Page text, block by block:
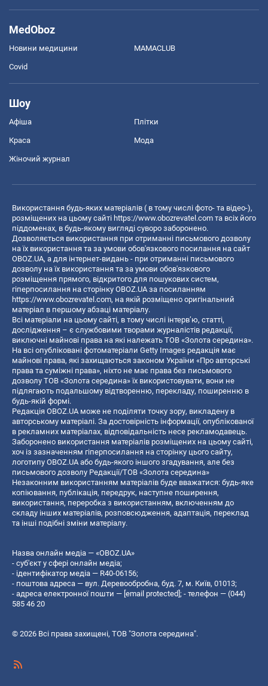
MedOboz
Новини медицини MAMACLUB
Covid
Шоу
Афіша Плітки
Краса Мода
Жіночий журнал
Використання будь-яких матеріалів ( в тому числі фото- та відео-),
розміщених на цьому сайті https://www.obozrevatel.com та всіх його
піддоменах, в будь-якому вигляді суворо заборонено.
Дозволяється використання при отриманні письмового дозволу
на їх використання та за умови обов'язкового посилання на сайт
OBOZ.UA, а для інтернет-видань - при отриманні письмового
дозволу на їх використання та за умови обов'язкового
розміщення прямого, відкритого для пошукових систем,
гіперпосилання на сторінку OBOZ.UA за посиланням
https://www.obozrevatel.com, на якій розміщено оригінальний
матеріал в першому абзаці матеріалу.
Всі матеріали на цьому сайті, в тому числі інтерв’ю, статті,
дослідження – є службовими творами журналістів редакції,
виключні майнові права на які належать ТОВ «Золота середина».
На всі опубліковані фотоматеріали Getty Images редакція має
майнові права, які захищаються законом України «Про авторські
права та суміжні права», ніхто не має права без письмового
дозволу ТОВ «Золота середина» їх використовувати, вони не
підлягають подальшому відтворенню, перекладу, поширенню в
будь-якій формі.
Редакція OBOZ.UA може не поділяти точку зору, викладену в
авторському матеріалі. За достовірність інформації, опублікованої
в рекламних матеріалах, відповідальність несе рекламодавець.
Заборонено використання матеріалів розміщених на цьому сайті,
хоч із зазначенням гіперпосилання на сторінку цього сайту,
логотипу OBOZ.UA або будь-якого іншого згадування, але без
письмового дозволу Редакції/ТОВ «Золота середина»
Незаконним використанням матеріалів буде вважатися: будь-яке
копiювання, публiкацiя, передрук, наступне поширення,
використання, переробка з використанням, включенням до
складу інших матеріалів, розповсюдження, адаптація, переклад
та інші подібні зміни матеріалу.
Назва онлайн медіа — «OBOZ.UA»
- суб'єкт у сфері онлайн медіа;
- ідентифікатор медіа — R40-06156;
- поштова адреса — вул. Деревообробна, буд. 7, м. Київ, 01013;
- адреса електронної пошти — [email protected]; - телефон — (044)
585 46 20
© 2026 Всі права захищені, ТОВ "Золота середина".